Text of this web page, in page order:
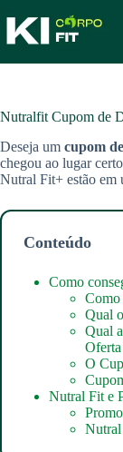
para
Nutralfit Cupom de
Deseja um cupom
chegou ao lugar
Nutral Fit+ estão em
Conteúdo
Como
Como
Qual
Qual
O
Nutral Fit e